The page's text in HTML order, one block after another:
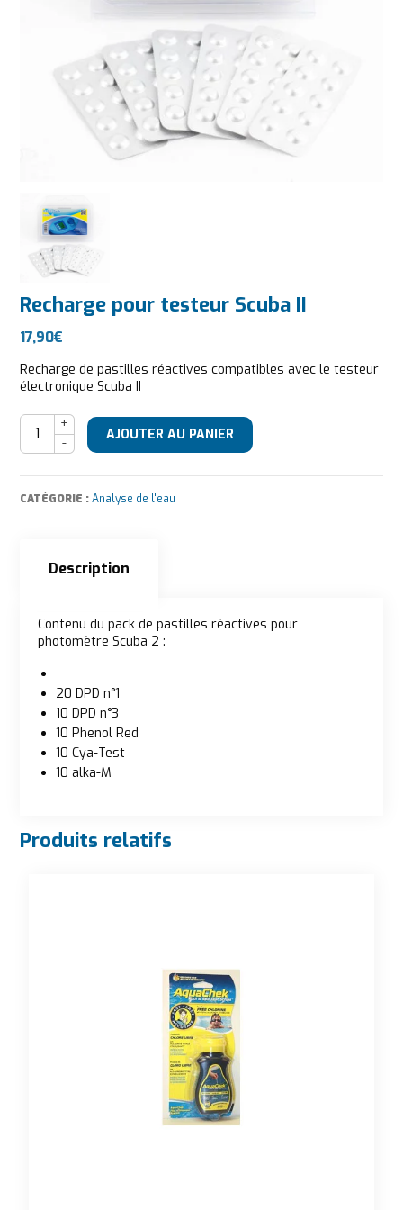
Recharge pour testeur Scuba II
17,90€
Recharge de pastilles réactives compatibles avec le testeur
électronique Scuba II
quantité de Recharge pour testeur Scuba II
AJOUTER AU PANIER
CATÉGORIE :Analyse de l'eau
Description
Description
Contenu du pack de pastilles réactives pour
photomètre Scuba 2 :
20 DPD n°1
10 DPD n°3
10 Phenol Red
10 Cya-Test
10 alka-M
Produits relatifs